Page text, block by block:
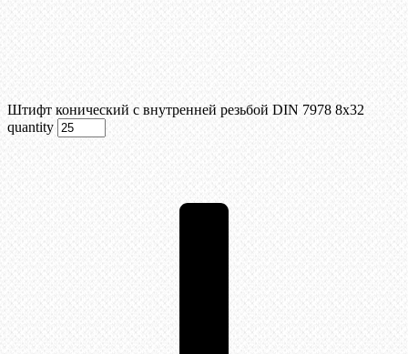
Штифт конический с внутренней резьбой DIN 7978 8х32
quantity